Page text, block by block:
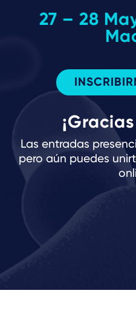
27 – 28
Las entradas
pero aún puedes